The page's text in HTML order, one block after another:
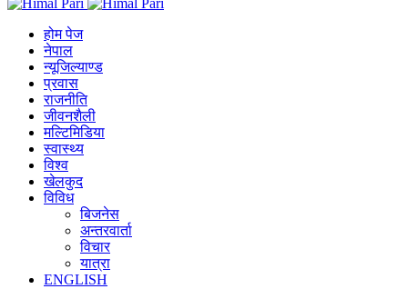
होम पेज
नेपाल
न्यूजिल्याण्ड
प्रवास
राजनीति
जीवनशैली
मल्टिमिडिया
स्वास्थ्य
विश्व
खेलकुद
विविध
बिजनेस
अन्तरवार्ता
विचार
यात्रा
ENGLISH